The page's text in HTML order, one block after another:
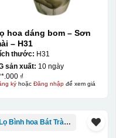
Để tạo ra decal
hoa dáng bom – Sơn
– H31
thước: H31
sản xuất: 10 ngày
₫
kýhoặc Đăng nhậpđể xem giá
Lọ Bình hoa Bát Tràng in logo